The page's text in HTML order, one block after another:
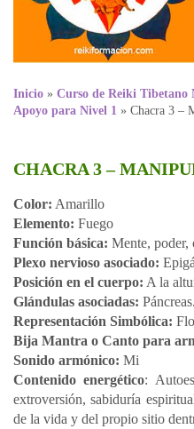
Inicio » Curso de Reiki Tibetano
Apoyo para Nivel 1 » Chacra 3 –
CHACRA 3 –
Color: Amarillo
Elemento: Fuego
Función básica: Mente, poder,
Plexo nervioso asociado:
Posición en el cuerpo: A la
Glándulas asociadas: Páncreas.
Representación Simbólica:
Bija Mantra o Canto para
Sonido armónico: Mi
Contenido energético:
extroversión, sabiduría
de la vida y del propio sitio